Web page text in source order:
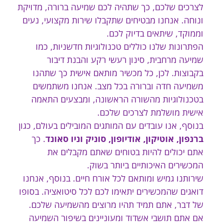
לצרכים שלכם, כך שתהיה לכם שמיעה ברורה, מדויקת
ונוחה. אנחנו מבטיחים שתקבלו שירות מקצועי, נעים
וממוקד, שיתאים בדיוק לכם.
הפתרונות שלנו כוללים טכנולוגיות חדשניות, כמו
שמיעה מרחבית, סינון רעשי רקע והבנת דיבור
בקבוצות. לכן, כל מכשיר מותאם אישית כך שתהנו
משמיעה חדה וברורה בכל מצב. אנחנו משתמשים
בטכנולוגיות מהשורה הראשונה, ומבצעים התאמה
אישית מושלמת לצרכים שלכם.
בנוסף, אנו עובדים עם המותגים המובילים בעולם, כגון
ברנפון, אוטיקון, אודיופון, סוניק וניו סאונד. כך
אתם יכולים להיות בטוחים שאתם מקבלים את
המכשירים האיכותיים ביותר בשוק.
שירותנו גמיש ומותאם לכל אורח חיים. בנוסף, אנחנו
דואגים שהמכשירים יתאימו לכם לכל סיטואציה. בסופו
של דבר, אתם תמיד תהיו מרוצים מהשמיעה שלכם.
אם אתם תושבי אשדוד ומעוניינים בשיפור השמיעה